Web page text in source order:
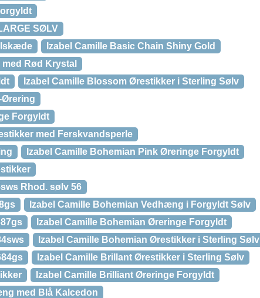
SØLV
Izabel Camille Basic Chain Shiny Gold
Rød Krystal
Izabel Camille Blossom Ørestikker i Sterling Sølv
Ørering
Forgyldt
med Ferskvandsperle
Izabel Camille Bohemian Pink Øreringe Forgyldt
Rhod. sølv 56
Izabel Camille Bohemian Vedhæng i Forgyldt Sølv
Izabel Camille Bohemian Øreringe Forgyldt
Izabel Camille Bohemian Ørestikker i Sterling Sølv
Izabel Camille Brillant Ørestikker i Sterling Sølv
Izabel Camille Brilliant Øreringe Forgyldt
med Blå Kalcedon